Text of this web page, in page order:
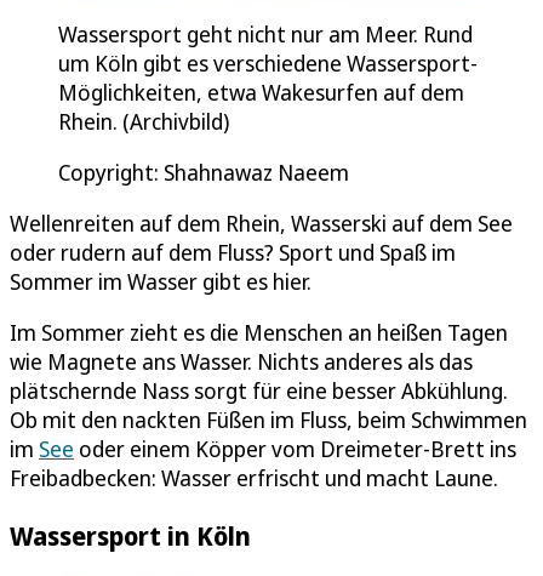
Wassersport geht nicht nur am Meer. Rund
um Köln gibt es verschiedene Wassersport-
Möglichkeiten, etwa Wakesurfen auf dem
Rhein. (Archivbild)
Copyright: Shahnawaz Naeem
Wellenreiten auf dem Rhein, Wasserski auf dem See
oder rudern auf dem Fluss? Sport und Spaß im
Sommer im Wasser gibt es hier.
Im Sommer zieht es die Menschen an heißen Tagen
wie Magnete ans Wasser. Nichts anderes als das
plätschernde Nass sorgt für eine besser Abkühlung.
Ob mit den nackten Füßen im Fluss, beim Schwimmen
im See oder einem Köpper vom Dreimeter-Brett ins
Freibadbecken: Wasser erfrischt und macht Laune.
Wassersport in Köln